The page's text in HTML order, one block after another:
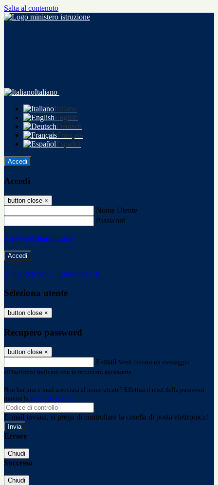
Salta al contenuto
Italiano
Italiano
English
Deutsch
Français
Español
Accedi
Accedi
button close ×
Nome Utente
Password
Password dimenticata?
-
Entra con SPID Entra con CIE
Seleziona utente
button close ×
Recupero password
button close ×
E-mail Verrà inviato un messaggio
all'indirizzo indicato con le istruzioni necessarie.
Non hai una e-mail associata al nome utente? Effettua il reset della password
tramite la Login Spaggiari
E-mail inviata, si prega di controllare la casella di posta elettronica!
Errore
Chiudi
Successo
Chiudi